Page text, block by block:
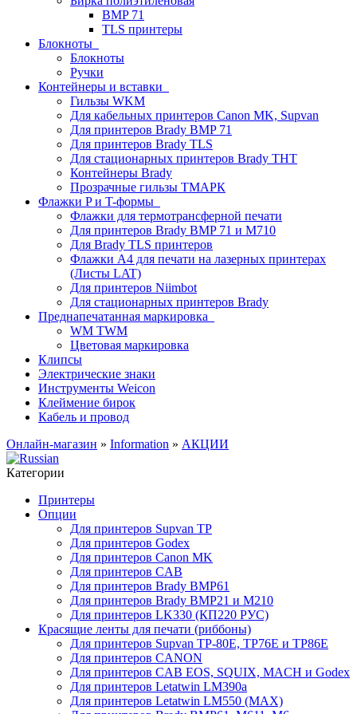
BMP 71
TLS принтеры
Блокноты
Блокноты
Ручки
Контейнеры и вставки
Гильзы WKM
Для кабельных принтеров Canon MK, Supvan
Для принтеров Brady BMP 71
Для принтеров Brady TLS
Для стационарных принтеров Brady THT
Контейнеры Brady
Прозрачные гильзы ТМАРК
Флажки P и T-формы
Флажки для термотрансферной печати
Для принтеров Brady BMP 71 и M710
Для Brady TLS принтеров
Флажки A4 для печати на лазерных принтерах
(Листы LAT)
Для принтеров Niimbot
Для стационарных принтеров Brady
Преднапечатанная маркировка
WM TWM
Цветовая маркировка
Клипсы
Электрические знаки
Инструменты Weicon
Клеймение бирок
Кабель и провод
Онлайн-магазин » Information » АКЦИИ
Категории
Принтеры
Опции
Для принтеров Supvan TP
Для принтеров Godex
Для принтеров Canon MK
Для принтеров CAB
Для принтеров Brady BMP61
Для принтеров Brady BMP21 и M210
Для принтеров LK330 (КП220 РУС)
Красящие ленты для печати (риббоны)
Для принтеров Supvan TP-80E, TP76E и TP86E
Для принтеров CANON
Для принтеров CAB EOS, SQUIX, MACH и Godex
Для принтеров Letatwin LM390a
Для принтеров Letatwin LM550 (MAX)